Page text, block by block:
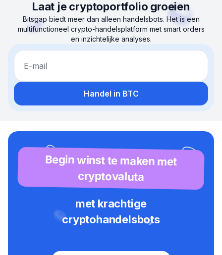
Laat je cryptoportfolio groeien
Bitsgap biedt meer dan alleen handelsbots. Het is een
multifunctioneel crypto-handelsplatform met smart orders
en inzichtelijke analyses.
E-mail
Handel in BTC
Begin winst te maken met
cryptovaluta
met krachtige
cryptohandelsbots